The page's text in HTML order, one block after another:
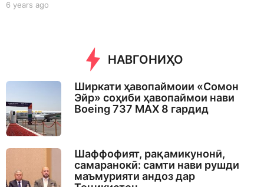
6 years ago
g
НАВГОНИҲО
Ширкати ҳавопаймоии «Сомон
Эйр» соҳиби ҳавопаймои нави
Boeing 737 MAX 8 гардид
Шаффофият, рақамикунонӣ,
самаранокӣ: самти нави рушди
маъмурияти андоз дар